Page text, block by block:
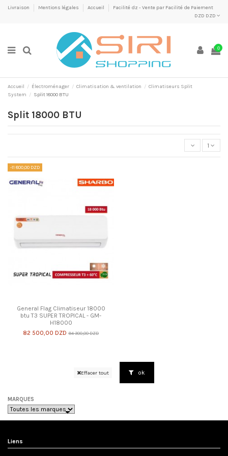
Livraison Mentions légales Accueil
Facilité dz - Vente par Facilité de Paiement
DZD DZD
0
Accueil Électroménager Climatisation & ventilation
Climatiseurs Split
System
Split 18000 BTU
Split 18000 BTU
1
-11 800,00 DZD
General Flag Climatiseur 18000
btu T3 SUPER TROPICAL - GM-
H18000
82 500,00 DZD 94 300,00 DZD
Effacer tout ok
MARQUES
Liens